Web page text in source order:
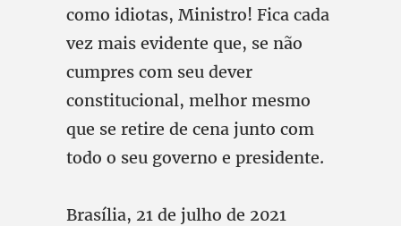
como idiotas, Ministro! Fica cada
vez mais evidente que, se não
cumpres com seu dever
constitucional, melhor mesmo
que se retire de cena junto com
todo o seu governo e presidente.
Brasília, 21 de julho de 2021